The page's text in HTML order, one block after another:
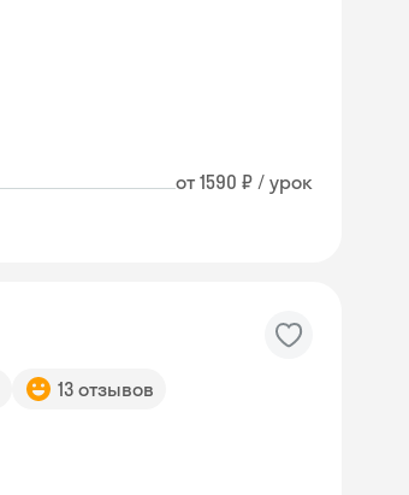
от 1590 ₽ / урок
13 отзывов